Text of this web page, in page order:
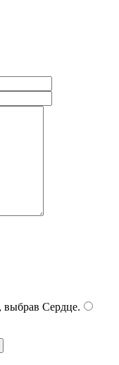
выбрав Сердце.